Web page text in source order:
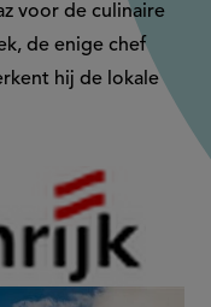
voor de culinaire
de enige chef
hij de lokale